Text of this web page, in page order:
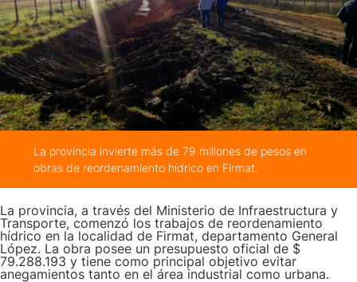
La provincia invierte más de 79 millones de pesos en
obras de reordenamiento hídrico en Firmat.
La provincia, a través del Ministerio de Infraestructura y
Transporte, comenzó los trabajos de reordenamiento
hídrico en la localidad de Firmat, departamento General
López. La obra posee un presupuesto oficial de $
79.288.193 y tiene como principal objetivo evitar
anegamientos tanto en el área industrial como urbana.